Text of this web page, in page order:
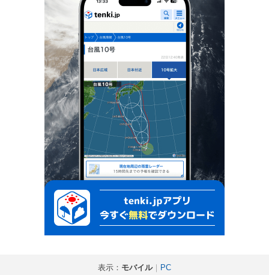
表示： モバイル｜ PC